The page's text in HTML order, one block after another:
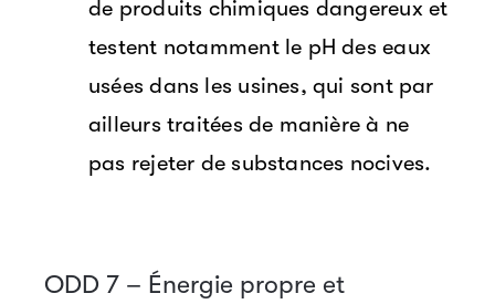
de produits chimiques dangereux et
testent notamment le pH des eaux
usées dans les usines, qui sont par
ailleurs traitées de manière à ne
pas rejeter de substances nocives.
ODD 7 – Énergie propre et